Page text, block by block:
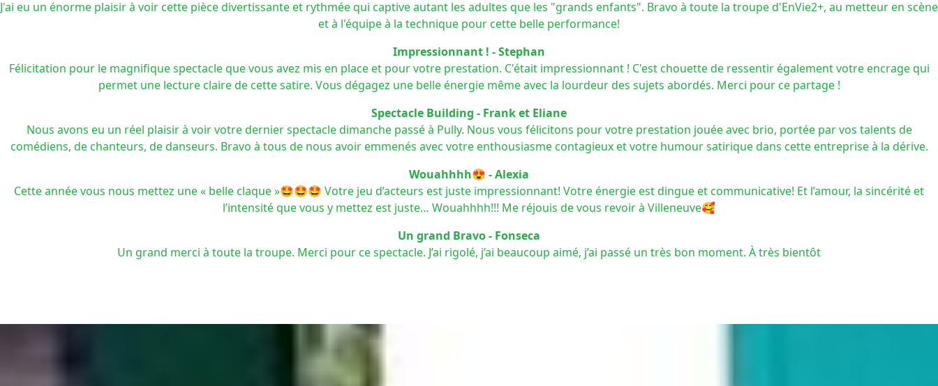
J'ai eu un énorme plaisir à voir cette pièce divertissante et rythmée qui captive autant les adultes que les "grands enfants". Bravo à toute la troupe d'EnVie2+, au metteur en scène
et à l'équipe à la technique pour cette belle performance!
Impressionnant ! - Stephan
Félicitation pour le magnifique spectacle que vous avez mis en place et pour votre prestation. C'était impressionnant ! C'est chouette de ressentir également votre encrage qui
permet une lecture claire de cette satire. Vous dégagez une belle énergie même avec la lourdeur des sujets abordés. Merci pour ce partage !
Spectacle Building - Frank et Eliane
Nous avons eu un réel plaisir à voir votre dernier spectacle dimanche passé à Pully. Nous vous félicitons pour votre prestation jouée avec brio, portée par vos talents de
comédiens, de chanteurs, de danseurs. Bravo à tous de nous avoir emmenés avec votre enthousiasme contagieux et votre humour satirique dans cette entreprise à la dérive.
Wouahhhh😍 - Alexia
Cette année vous nous mettez une « belle claque »🤩🤩🤩 Votre jeu d’acteurs est juste impressionnant! Votre énergie est dingue et communicative! Et l’amour, la sincérité et
l’intensité que vous y mettez est juste… Wouahhhh!!! Me réjouis de vous revoir à Villeneuve🥰
Un grand Bravo - Fonseca
Un grand merci à toute la troupe. Merci pour ce spectacle. J’ai rigolé, j’ai beaucoup aimé, j’ai passé un très bon moment. À très bientôt